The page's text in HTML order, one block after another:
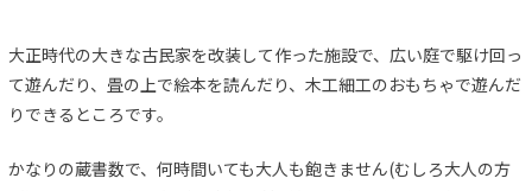
大正時代の大きな古民家を改装して作った施設で、広い庭で駆け回っ
て遊んだり、畳の上で絵本を読んだり、木工細工のおもちゃで遊んだ
りできるところです。
かなりの蔵書数で、何時間いても大人も飽きません(むしろ大人の方